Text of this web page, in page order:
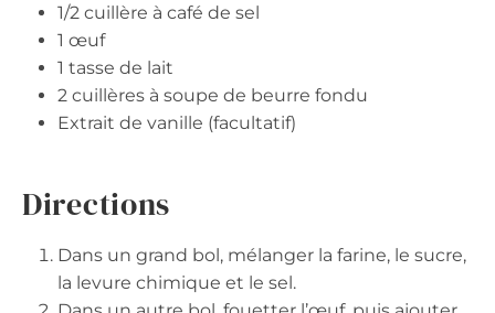
1/2 cuillère à café de sel
1 œuf
1 tasse de lait
2 cuillères à soupe de beurre fondu
Extrait de vanille (facultatif)
Directions
Dans un grand bol, mélanger la farine, le sucre,
la levure chimique et le sel.